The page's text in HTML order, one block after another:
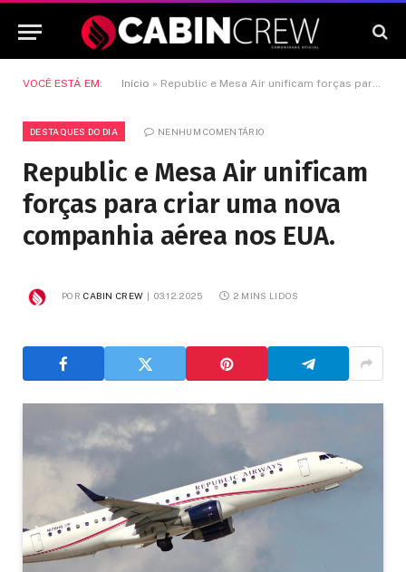
VOCÊ ESTÁ EM: Início » Republic e Mesa Air unificam forças para criar uma nova companhia aérea nos EUA.
DESTAQUES DO DIA NENHUM COMENTÁRIO
Republic e Mesa Air unificam
forças para criar uma nova
companhia aérea nos EUA.
POR CABIN CREW 03.12.2025 2 MINS LIDOS